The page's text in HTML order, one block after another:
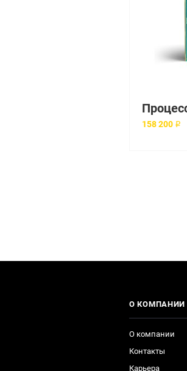
158 200 ₽
О КОМПАНИИ
О компании
Контакты
Карьера